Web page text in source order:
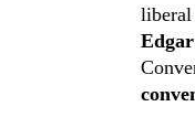
liberal